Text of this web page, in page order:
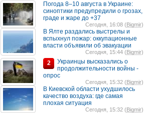
Погода 8–10 августа в Украине:
синоптики предупредили о грозах,
граде и жаре до +37
Сегодня, 16:08 (Bigmir)
В Ялте раздались выстрелы и
вспыхнул пожар: оккупационные
власти объявили об эвакуации
Сегодня, 15:44 (Bigmir)
2
Украинцы высказались о
продолжительности войны -
опрос
Сегодня, 15:32 (Bigmir)
В Киевской области ухудшилось
качество воздуха: где самая
плохая ситуация
Сегодня, 15:32 (Bigmir)